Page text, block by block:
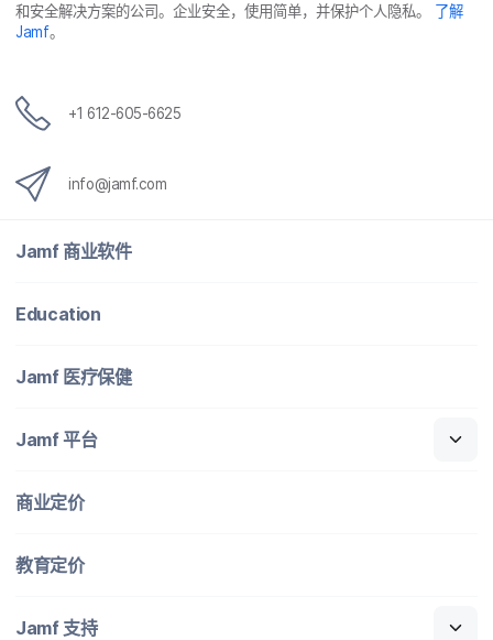
和​安全​解决​方案​的​公司。​企业​安全，​使用​简单，​并​保护​个​人​隐私。
了解
Jamf。
+1 612-605-6625
info@jamf.com
Jamf 商业​软件
Education
Jamf 医​疗​保健
Jamf平台
商业定​价
教育定​价
Jamf 支持